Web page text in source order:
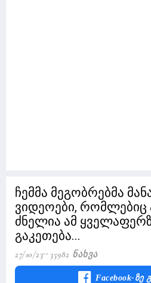
ჩემმა მეგობრებმა
ვიდეოები, რომლებიც
ძნელია ამ
გაკეთება...
27/10/23 35982 Ნახვა
Facebook-Ზე